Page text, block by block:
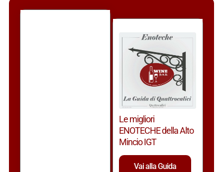
Le migliori
ENOTECHE della Alto
Mincio IGT
Vai alla Guida